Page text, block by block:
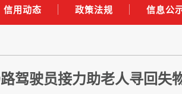
信用动态 政策法规 信息公
驾驶员接力助老人寻回失